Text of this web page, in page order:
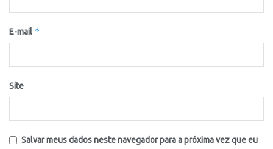
E-mail *
Site
Salvar meus dados neste navegador para a próxima vez que eu